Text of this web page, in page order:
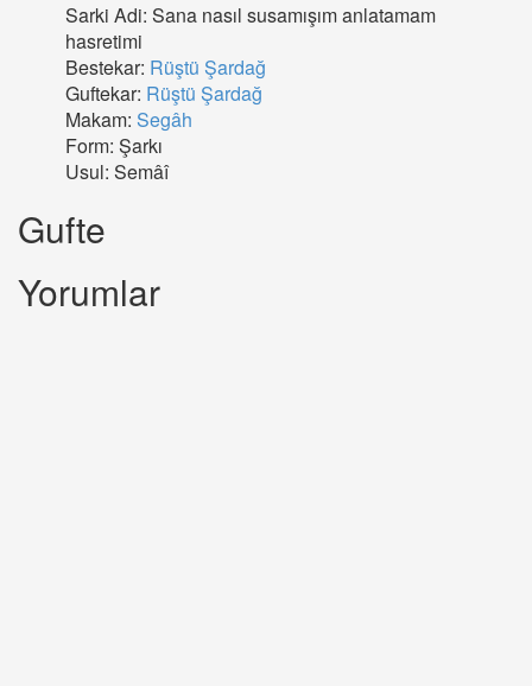
Sarki Adi: Sana nasıl susamışım anlatamam
hasretimi
Bestekar: Rüştü Şardağ
Guftekar: Rüştü Şardağ
Makam: Segâh
Form: Şarkı
Usul: Semâî
Gufte
Yorumlar